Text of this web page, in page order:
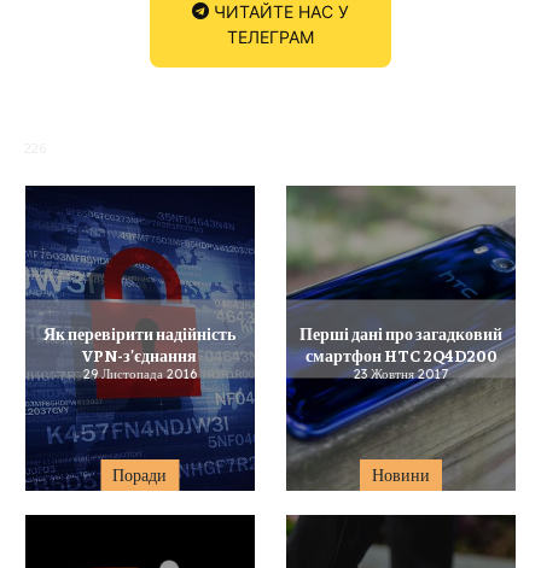
ЧИТАЙТЕ НАС У
ТЕЛЕГРАМ
Поради
Як перевірити надійність
VPN-з’єднання
29 Листопада 2016
Новини
Перші дані про загадковий
смартфон HTC 2Q4D200
23 Жовтня 2017